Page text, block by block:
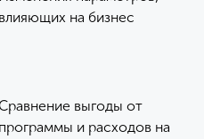
влияющих на бизнес
Сравнение выгоды от
программы и расходов на